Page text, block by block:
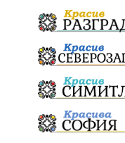
Сигурност
Росен Желязков
#Земеделие